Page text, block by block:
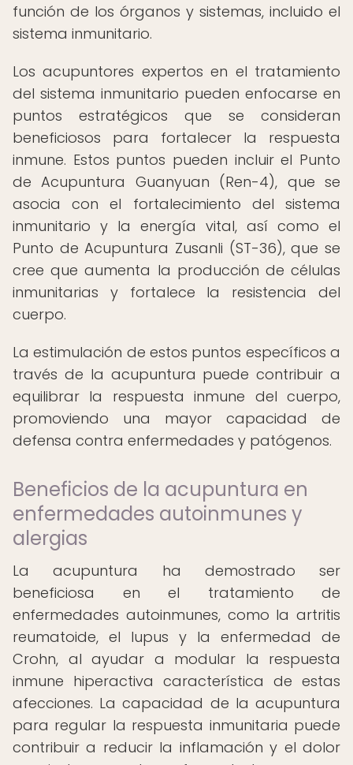
función de los órganos y sistemas, incluido el
sistema inmunitario.
Los acupuntores expertos en el tratamiento
del sistema inmunitario pueden enfocarse en
puntos estratégicos que se consideran
beneficiosos para fortalecer la respuesta
inmune. Estos puntos pueden incluir el Punto
de Acupuntura Guanyuan (Ren-4), que se
asocia con el fortalecimiento del sistema
inmunitario y la energía vital, así como el
Punto de Acupuntura Zusanli (ST-36), que se
cree que aumenta la producción de células
inmunitarias y fortalece la resistencia del
cuerpo.
La estimulación de estos puntos específicos a
través de la acupuntura puede contribuir a
equilibrar la respuesta inmune del cuerpo,
promoviendo una mayor capacidad de
defensa contra enfermedades y patógenos.
Beneficios de la acupuntura en
enfermedades autoinmunes y
alergias
La acupuntura ha demostrado ser
beneficiosa en el tratamiento de
enfermedades autoinmunes, como la artritis
reumatoide, el lupus y la enfermedad de
Crohn, al ayudar a modular la respuesta
inmune hiperactiva característica de estas
afecciones. La capacidad de la acupuntura
para regular la respuesta inmunitaria puede
contribuir a reducir la inflamación y el dolor